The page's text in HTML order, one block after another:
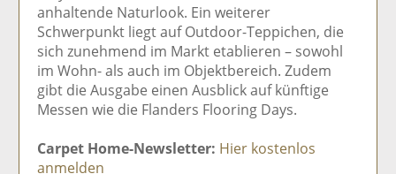
anhaltende Naturlook. Ein weiterer
Schwerpunkt liegt auf Outdoor-Teppichen, die
sich zunehmend im Markt etablieren – sowohl
im Wohn- als auch im Objektbereich. Zudem
gibt die Ausgabe einen Ausblick auf künftige
Messen wie die Flanders Flooring Days.
Carpet Home-Newsletter: Hier kostenlos
anmelden